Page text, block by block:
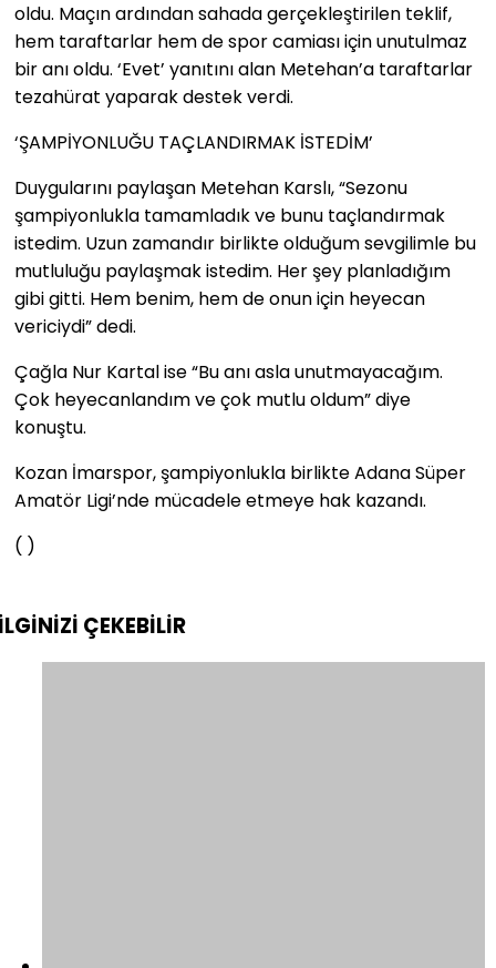
oldu. Maçın ardından sahada gerçekleştirilen teklif,
hem taraftarlar hem de spor camiası için unutulmaz
bir anı oldu. ‘Evet’ yanıtını alan Metehan’a taraftarlar
tezahürat yaparak destek verdi.
‘ŞAMPİYONLUĞU TAÇLANDIRMAK İSTEDİM’
Duygularını paylaşan Metehan Karslı, “Sezonu
şampiyonlukla tamamladık ve bunu taçlandırmak
istedim. Uzun zamandır birlikte olduğum sevgilimle bu
mutluluğu paylaşmak istedim. Her şey planladığım
gibi gitti. Hem benim, hem de onun için heyecan
vericiydi” dedi.
Çağla Nur Kartal ise “Bu anı asla unutmayacağım.
Çok heyecanlandım ve çok mutlu oldum” diye
konuştu.
Kozan İmarspor, şampiyonlukla birlikte Adana Süper
Amatör Ligi’nde mücadele etmeye hak kazandı.
( )
ÇEKEBİLİR